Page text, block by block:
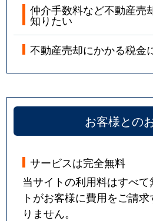
仲介手数料など不動産売
知りたい
不動産売却にかかる税金
お客様との
サービスは完全無料
当サイトの利用料はすべ
トがお客様に費用をご請
りません。